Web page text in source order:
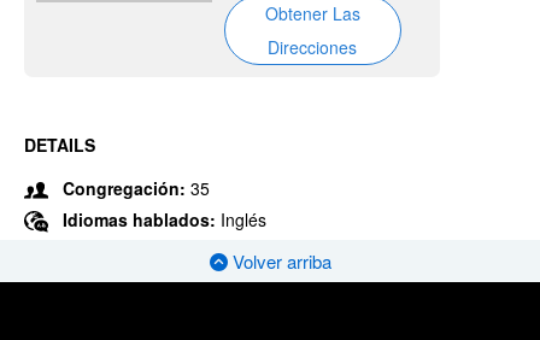
Obtener Las
Direcciones
DETAILS
Congregación: 35
Idiomas hablados: Inglés
Volver arriba